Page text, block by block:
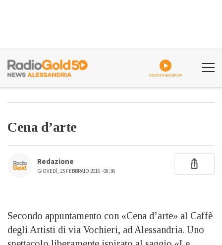
ASCOLTA GOLDPLAY
Cena d’arte
Redazione
GIOVEDÌ, 25 FEBBRAIO 2016 - 08:36
Secondo appuntamento con «Cena d’arte» al Caffè
degli Artisti di via Vochieri, ad Alessandria. Uno